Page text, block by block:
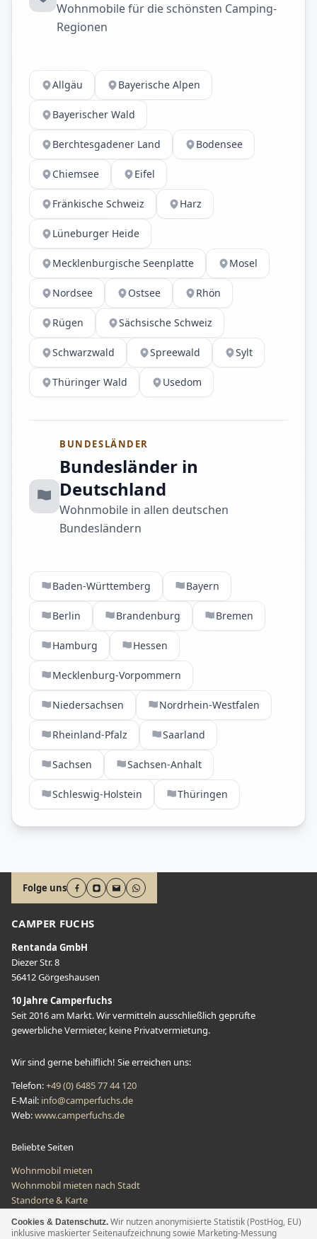
Wohnmobile für die schönsten Camping-
Regionen
Allgäu Bayerische Alpen
Bayerischer Wald
Berchtesgadener Land Bodensee
Chiemsee Eifel
Fränkische Schweiz Harz
Lüneburger Heide
Mecklenburgische Seenplatte Mosel
Nordsee Ostsee Rhön
Rügen Sächsische Schweiz
Schwarzwald Spreewald Sylt
Thüringer Wald Usedom
BUNDESLÄNDER
Bundesländer in
Deutschland
Wohnmobile in allen deutschen
Bundesländern
Baden-Württemberg Bayern
Berlin Brandenburg Bremen
Hamburg Hessen
Mecklenburg-Vorpommern
Niedersachsen Nordrhein-Westfalen
Rheinland-Pfalz Saarland
Sachsen Sachsen-Anhalt
Schleswig-Holstein Thüringen
Folge uns
CAMPER FUCHS
Rentanda GmbH
Diezer Str. 8
56412 Görgeshausen
10 Jahre Camperfuchs
Seit 2016 am Markt. Wir vermitteln ausschließlich geprüfte
gewerbliche Vermieter, keine Privatvermietung.
Wir sind gerne behilflich! Sie erreichen uns:
Telefon:+49 (0) 6485 77 44 120
E-Mail: info@camperfuchs.de
Web:www.camperfuchs.de
Beliebte Seiten
Wohnmobil mieten
Wohnmobil mieten nach Stadt
Standorte & Karte
Cookies & Datenschutz. Wir nutzen anonymisierte Statistik (PostHog, EU)
inklusive maskierter Seitenaufzeichnung sowie Marketing-Messung